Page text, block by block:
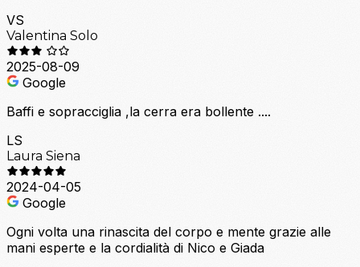
VS
Valentina Solo
2025-08-09
Google
Baffi e sopracciglia ,la cerra era bollente ....
LS
Laura Siena
2024-04-05
Google
Ogni volta una rinascita del corpo e mente grazie alle
mani esperte e la cordialità di Nico e Giada